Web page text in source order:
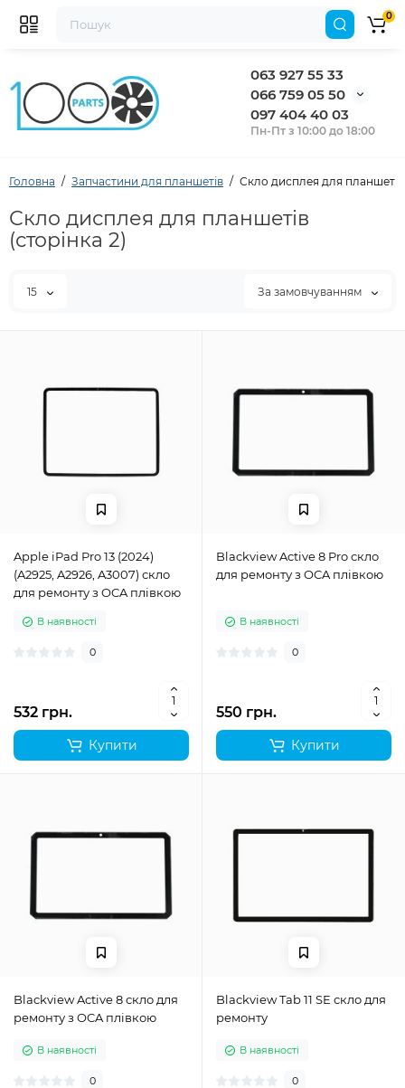
063 927 55 33
066 759 05 50
097 404 40 03
Пн-Пт з 10:00 до 18:00
0
Головна Запчастини для планшетів Скло дисплея для планшетів
Скло дисплея для планшетів
(сторінка 2)
15 За замовчуванням
Apple iPad Pro 13 (2024)
(A2925, A2926, A3007) скло
для ремонту з OCA плівкою
В наявності
0
532 грн.
Купити
Blackview Active 8 Pro скло
для ремонту з OCA плівкою
В наявності
0
550 грн.
Купити
Blackview Active 8 скло для
ремонту з OCA плівкою
В наявності
0
Blackview Tab 11 SE скло для
ремонту
В наявності
0